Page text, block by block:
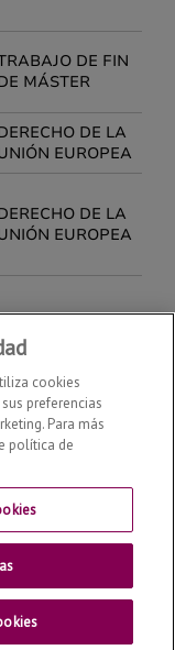
cookies
preferencias
Para más
política de